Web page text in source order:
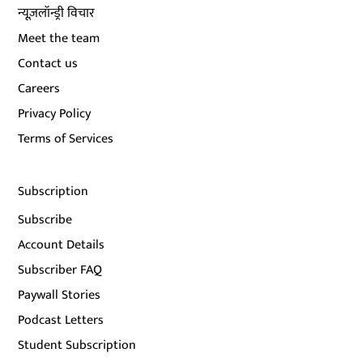
न्यूज़लॉन्ड्री विचार
Meet the team
Contact us
Careers
Privacy Policy
Terms of Services
Subscription
Subscribe
Account Details
Subscriber FAQ
Paywall Stories
Podcast Letters
Student Subscription